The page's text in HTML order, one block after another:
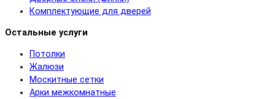
Комплектующие для дверей
Остальные услуги
Потолки
Жалюзи
Москитные сетки
Арки межкомнатные